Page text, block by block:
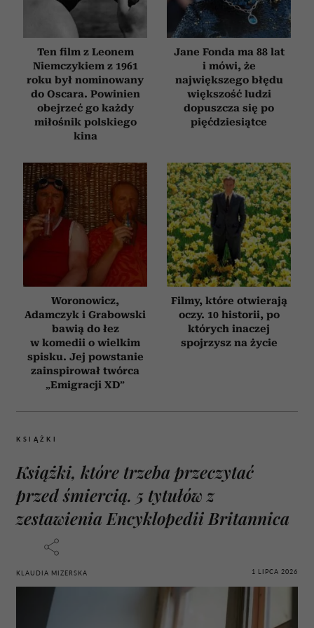
korzystasz z naszej witryny, udostępniamy partnerom
społecznościowym, reklamowym i analitycznym.
otrzymanymi od Ciebie lub uzyskanymi podczas
korzystania z ich usług.
Ten film z Leonem
Niemczykiem z 1961
roku był nominowany
do Oscara. Powinien
obejrzeć go każdy
miłośnik polskiego
kina
Jane Fonda ma 88 lat
i mówi, że
największego błędu
większość ludzi
dopuszcza się po
pięćdziesiątce
Woronowicz,
Adamczyk i Grabowski
bawią do łez
w komedii o wielkim
spisku. Jej powstanie
zainspirował twórca
„Emigracji XD”
Filmy, które otwierają
oczy. 10 historii, po
których inaczej
spojrzysz na życie
KSIĄŻKI
Książki, które trzeba przeczytać
przed śmiercią. 5 tytułów z
zestawienia Encyklopedii Britannica
KLAUDIA MIZERSKA 1 LIPCA 2026